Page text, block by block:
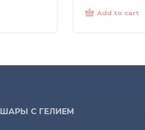
Add to cart
ШАРЫ С ГЕЛИЕМ